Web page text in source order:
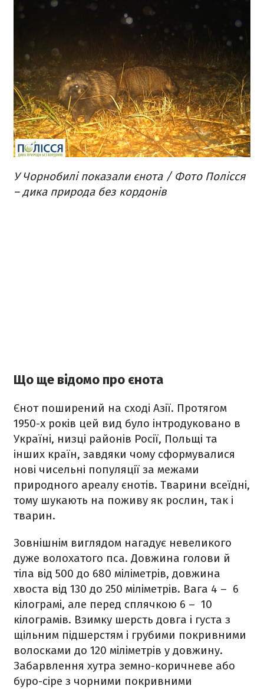
У Чорнобилі показали єнота / Фото Полісся
– дика природа без кордонів
Що ще відомо про єнота
Єнот поширений на сході Азії. Протягом
1950-х років цей вид було інтродуковано в
Україні, низці районів Росії, Польщі та
інших країн, завдяки чому сформувалися
нові чисельні популяції за межами
природного ареалу єнотів. Тварини всеїдні,
тому шукають на поживу як рослин, так і
тварин.
Зовнішнім виглядом нагадує невеликого
дуже волохатого пса. Довжина голови й
тіла від 500 до 680 міліметрів, довжина
хвоста від 130 до 250 міліметрів. Вага 4 – 6
кілограмі, але перед сплячкою 6 – 10
кілограмів. Взимку шерсть довга і густа з
щільним підшерстям і грубими покривними
волосками до 120 міліметрів у довжину.
Забарвлення хутра земно-коричневе або
буро-сіре з чорними покривними